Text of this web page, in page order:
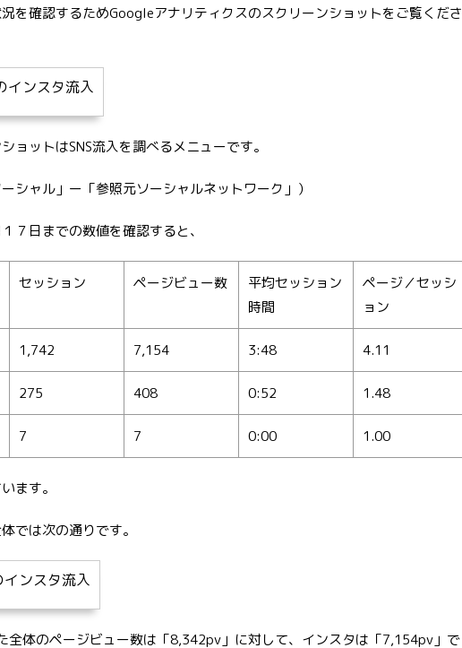
を確認するためGoogleアナリティクスのスクリーンショットをご覧くださ
ョットはSNS流入を調べるメニューです。
ーシャル」ー「参照元ソーシャルネットワーク」）
７日までの数値を確認すると、
セッション ページビュー数
平均セッション
時間
ページ／セッシ
ョン
1,742 7,154 3:48 4.11
275 408 0:52 1.48
7 7 0:00 1.00
ます。
では次の通りです。
全体のページビュー数は「8,342pv」に対して、インスタは「7,154pv」で